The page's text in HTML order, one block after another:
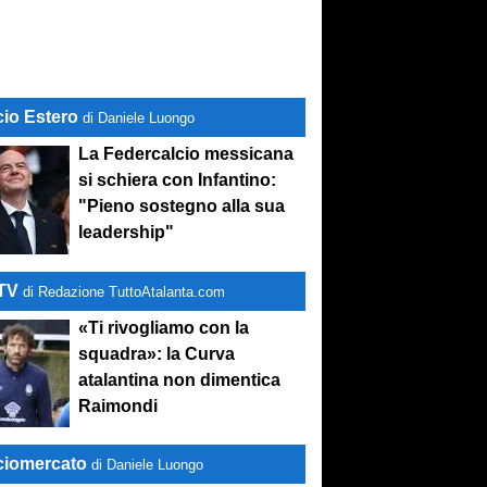
Estero di Daniele Luongo
La Federcalcio messicana
si schiera con Infantino:
"Pieno sostegno alla sua
leadership"
di Redazione TuttoAtalanta.com
«Ti rivogliamo con la
squadra»: la Curva
atalantina non dimentica
Raimondi
di Daniele Luongo